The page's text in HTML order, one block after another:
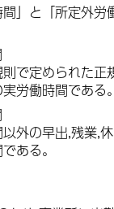
間」と「所定外
で定められた正
労働時間である。
外の早出,残業,
ある。